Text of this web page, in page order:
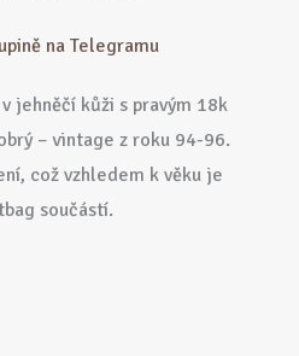
na Telegramu
jehněčí kůži s pravým 18k
– vintage z roku 94-96.
což vzhledem k věku je
součástí.